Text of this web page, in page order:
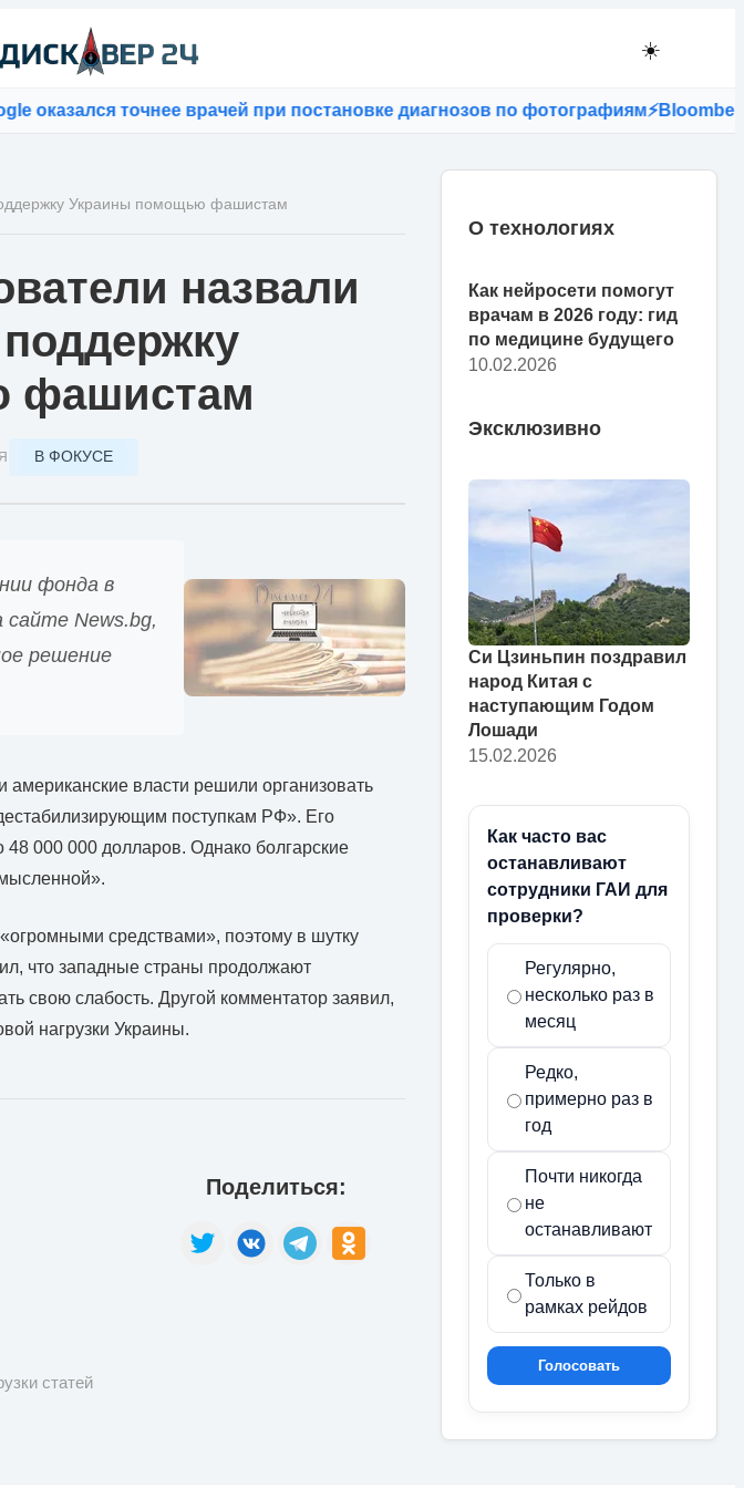
☀️
точнее врачей при постановке диагнозов по фотографиям⚡Bloomberg:
Украины помощью фашистам
назвали
фашистам
В ФОКУСЕ
фонда в
сайте News.bg,
решение
американские власти решили организовать
поступкам РФ». Его
48 000 000 долларов. Однако болгарские
средствами», поэтому в шутку
что западные страны продолжают
свою слабость. Другой комментатор заявил,
нагрузки Украины.
Поделиться:
статей
О технологиях
Как нейросети помогут
врачам в 2026 году: гид
по медицине будущего
10.02.2026
Эксклюзивно
Си Цзиньпин поздравил
народ Китая с
наступающим Годом
Лошади
15.02.2026
Как часто вас
останавливают
сотрудники ГАИ для
проверки?
Регулярно,
несколько раз в
месяц
Редко,
примерно раз в
год
Почти никогда
не
останавливают
Только в
рамках рейдов
Голосовать